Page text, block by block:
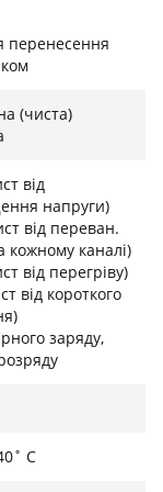
заряду,
перед очима.
повний
600 Вт
для MacBook
перенесення
(чиста)
від
напруги)
від переван.
кожному каналі)
від перегріву)
від короткого
заряду,
C